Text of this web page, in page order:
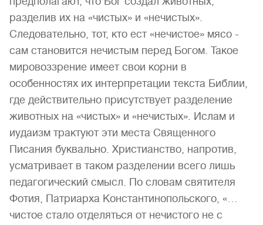
разделив их на «чистых» и «нечистых».
Следовательно, тот, кто ест «нечистое» мясо -
сам становится нечистым перед Богом. Такое
мировоззрение имеет свои корни в
особенностях их интерпретации текста Библии,
где действительно присутствует разделение
животных на «чистых» и «нечистых». Ислам и
иудаизм трактуют эти места Священного
Писания буквально. Христианство, напротив,
усматривает в таком разделении всего лишь
педагогический смысл. По словам святителя
Фотия, Патриарха Константинопольского, «…
чистое стало отделяться от нечистого не с